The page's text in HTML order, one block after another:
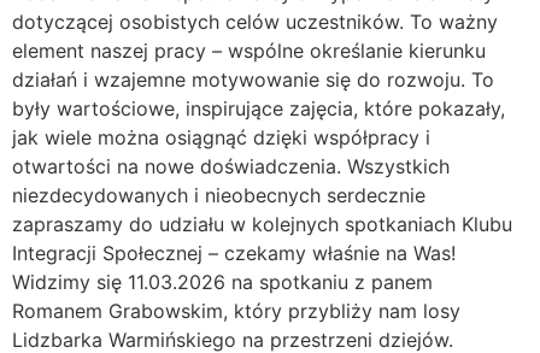
dotyczącej osobistych celów uczestników. To ważny
element naszej pracy – wspólne określanie kierunku
działań i wzajemne motywowanie się do rozwoju. To
były wartościowe, inspirujące zajęcia, które pokazały,
jak wiele można osiągnąć dzięki współpracy i
otwartości na nowe doświadczenia. Wszystkich
niezdecydowanych i nieobecnych serdecznie
zapraszamy do udziału w kolejnych spotkaniach Klubu
Integracji Społecznej – czekamy właśnie na Was!
Widzimy się 11.03.2026 na spotkaniu z panem
Romanem Grabowskim, który przybliży nam losy
Lidzbarka Warmińskiego na przestrzeni dziejów.